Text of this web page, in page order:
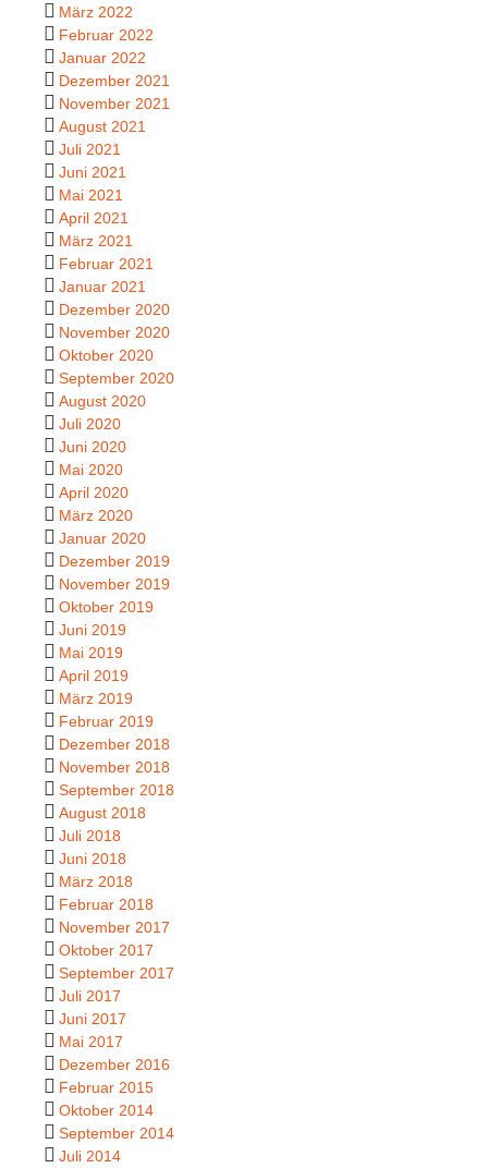
März 2022
Februar 2022
Januar 2022
Dezember 2021
November 2021
August 2021
Juli 2021
Juni 2021
Mai 2021
April 2021
März 2021
Februar 2021
Januar 2021
Dezember 2020
November 2020
Oktober 2020
September 2020
August 2020
Juli 2020
Juni 2020
Mai 2020
April 2020
März 2020
Januar 2020
Dezember 2019
November 2019
Oktober 2019
Juni 2019
Mai 2019
April 2019
März 2019
Februar 2019
Dezember 2018
November 2018
September 2018
August 2018
Juli 2018
Juni 2018
März 2018
Februar 2018
November 2017
Oktober 2017
September 2017
Juli 2017
Juni 2017
Mai 2017
Dezember 2016
Februar 2015
Oktober 2014
September 2014
Juli 2014